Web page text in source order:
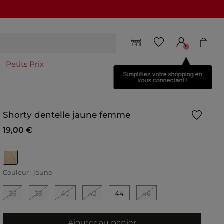
Simplifiez votre shopping en
vous connectant !
Petits Prix
Shorty dentelle jaune femme
19,00 €
selected
Couleur : jaune
36 38 40 42 44 46